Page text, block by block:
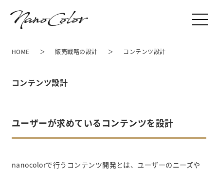
コンテンツ設計
HOME 販売戦略の設計 コンテンツ設計
ユーザーが求めているコンテンツを設計
nanocolorで行うコンテンツ開発とは、ユーザーのニーズや